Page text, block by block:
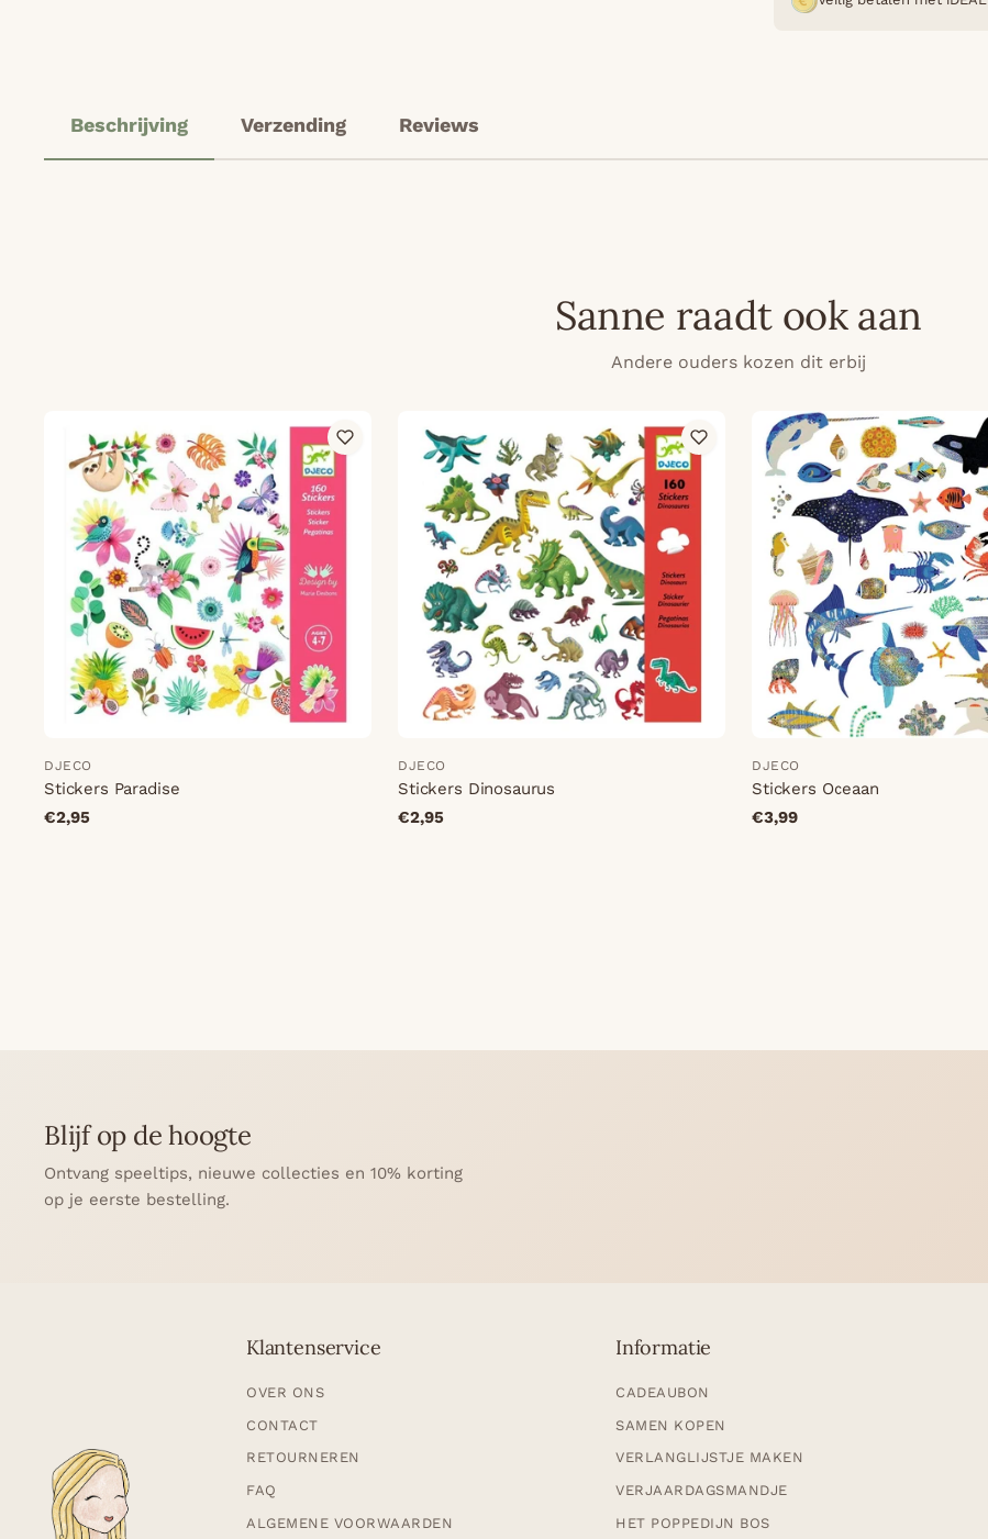
Beschrijving Verzending Reviews
Sanne raadt ook aan
Andere ouders kozen dit erbij
DJECO
Stickers Paradise
€2,95
DJECO
Stickers Dinosaurus
€2,95
DJECO
Stickers Oceaan
€3,99
Blijf op de hoogte
Ontvang speeltips, nieuwe collecties en 10% korting
op je eerste bestelling.
Klantenservice
OVER ONS
CONTACT
RETOURNEREN
FAQ
ALGEMENE VOORWAARDEN
Informatie
CADEAUBON
SAMEN KOPEN
VERLANGLIJSTJE MAKEN
VERJAARDAGSMANDJE
HET POPPEDIJN BOS